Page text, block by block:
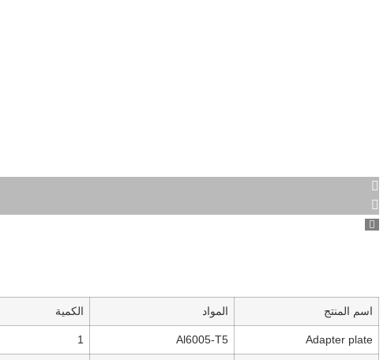
اسم المنتج المواد الكمية
Adapter plate
Al6005-T5
1